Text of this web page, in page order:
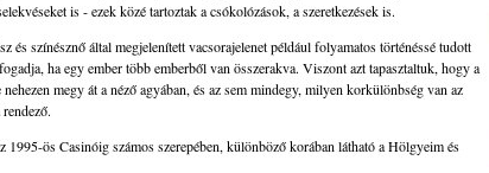
is - ezek közé tartoztak a csókolózások, a szeretkezések is.
színésznő által megjelenített vacsorajelenet például folyamatos történéssé tudott
ha egy ember több emberből van összerakva. Viszont azt tapasztaltuk, hogy a
megy át a néző agyában, és az sem mindegy, milyen korkülönbség van az
ös Casinóig számos szerepében, különböző korában látható a Hölgyeim és